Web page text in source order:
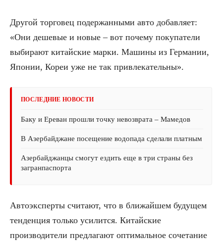
Другой торговец подержанными авто добавляет:
«Они дешевые и новые – вот почему покупатели
выбирают китайские марки. Машины из Германии,
Японии, Кореи уже не так привлекательны».
ПОСЛЕДНИЕ НОВОСТИ
Баку и Ереван прошли точку невозврата – Мамедов
В Азербайджане посещение водопада сделали платным
Азербайджанцы смогут ездить еще в три страны без
загранпаспорта
Автоэксперты считают, что в ближайшем будущем
тенденция только усилится. Китайские
производители предлагают оптимальное сочетание